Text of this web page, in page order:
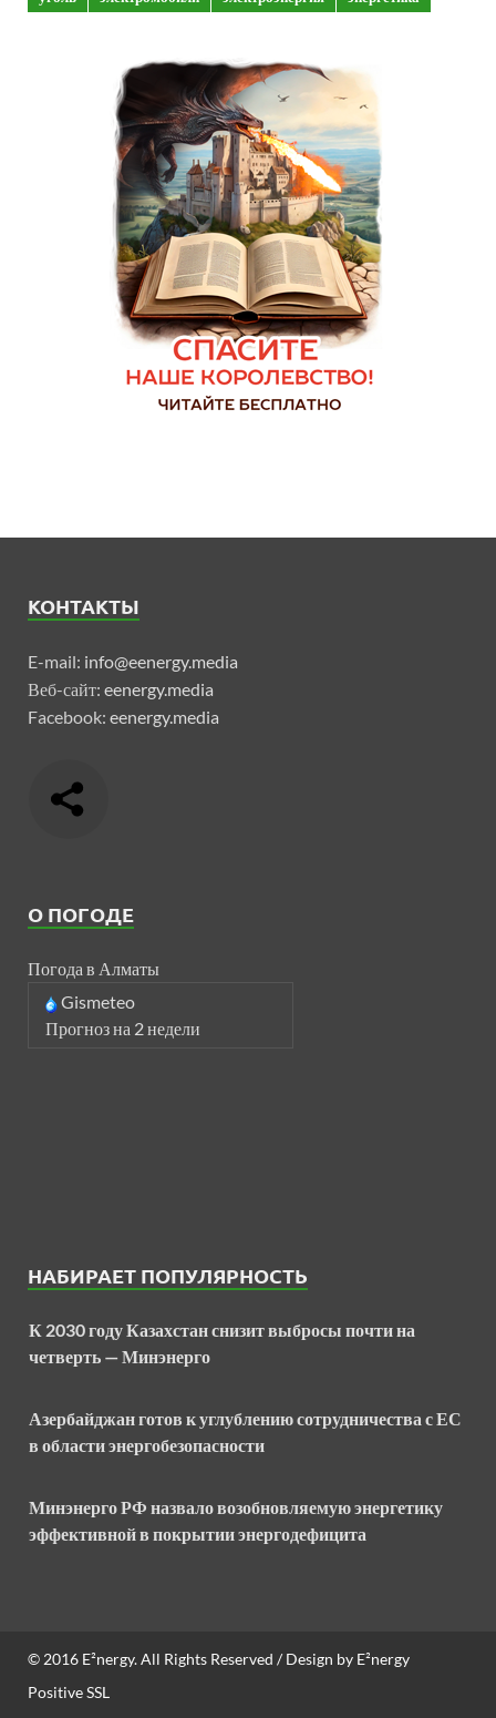
КОНТАКТЫ
E-mail: info@eenergy.media
Веб-сайт: eenergy.media
Facebook: eenergy.media
О ПОГОДЕ
Погода в Алматы
Gismeteo
Прогноз на 2 недели
НАБИРАЕТ ПОПУЛЯРНОСТЬ
К 2030 году Казахстан снизит выбросы почти на
четверть — Минэнерго
Азербайджан готов к углублению сотрудничества с ЕС
в области энергобезопасности
Минэнерго РФ назвало возобновляемую энергетику
эффективной в покрытии энергодефицита
© 2016 E²nergy. All Rights Reserved / Design by E²nergy
Positive SSL